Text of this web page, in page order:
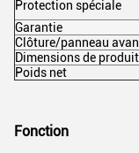
Protection spéciale
Garantie
Clôture/panneau
Dimensions de produit
Poids net
Fonction